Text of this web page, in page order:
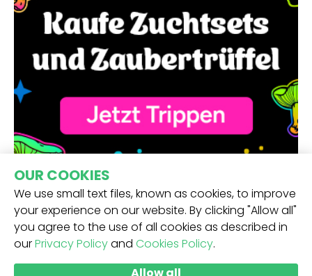
ERHALTE UNSEREN NEWSLETTER -
OUR COOKIES
We use small text files, known as cookies, to improve
your experience on our website. By clicking "Allow all"
you agree to the use of all cookies as described in
ourPrivacy Policyand Cookies Policy.